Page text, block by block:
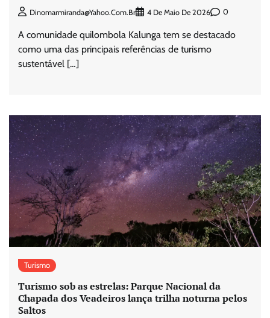
Dinomarmiranda@yahoo.com.br 4 De Maio De 2026 0
A comunidade quilombola Kalunga tem se destacado
como uma das principais referências de turismo
sustentável […]
Turismo
Turismo sob as estrelas: Parque Nacional da
Chapada dos Veadeiros lança trilha noturna pelos
Saltos